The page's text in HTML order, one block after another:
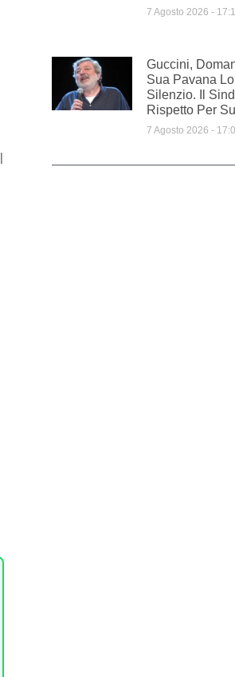
7 Agosto 2026
Guccini,
Sua Pavana
Silenzio. Il
Rispetto Per
7 Agosto 2026